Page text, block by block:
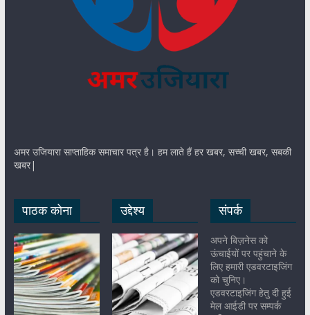
अमर उजियारा साप्ताहिक समाचार पत्र है। हम लाते हैं हर खबर, सच्ची खबर, सबकी
खबर|
पाठक कोना उद्देश्य संपर्क
अपने बिज़नेस को
ऊंचाईयों पर पहुंचाने के
लिए हमारी एडवरटाइजिंग
को चुनिए।
एडवरटाइजिंग हेतु दी हुई
मेल आईडी पर सम्पर्क